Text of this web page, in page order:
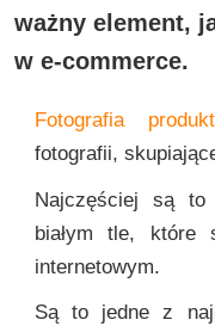
ważny element,
w e-commerce.
Fotografia
fotografii,
Najczęściej są to
białym tle, które
internetowym.
Są to jedne z